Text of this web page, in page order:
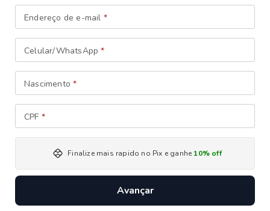
Endereço de e-mail *
Celular/WhatsApp*
Nascimento*
CPF *
Finalize mais rapido no Pix e ganhe 10% off
Avançar